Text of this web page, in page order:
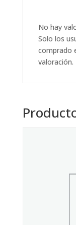
No hay
Solo los
comprado
valoración.